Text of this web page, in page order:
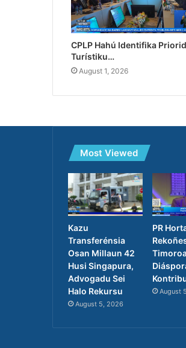
CPLP Hahú Identifika
Turístiku…
August 1, 2026
Most Viewed
Kazu
Transferénsia
Osan Millaun 42
Husi Singapura,
Advogadu Sei
Halo Rekursu
August 5, 2026
PR
August